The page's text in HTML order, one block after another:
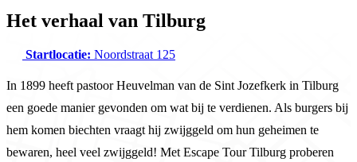
Het verhaal van Tilburg
Startlocatie: Noordstraat 125
In 1899 heeft pastoor Heuvelman van de Sint Jozefkerk in Tilburg
een goede manier gevonden om wat bij te verdienen. Als burgers bij
hem komen biechten vraagt hij zwijggeld om hun geheimen te
bewaren, heel veel zwijggeld! Met Escape Tour Tilburg proberen